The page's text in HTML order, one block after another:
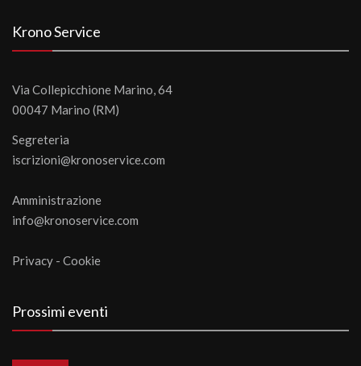
Krono Service
Via Collepicchione Marino, 64
00047 Marino (RM)
Segreteria
iscrizioni@kronoservice.com
Amministrazione
info@kronoservice.com
Privacy - Cookie
Prossimi eventi